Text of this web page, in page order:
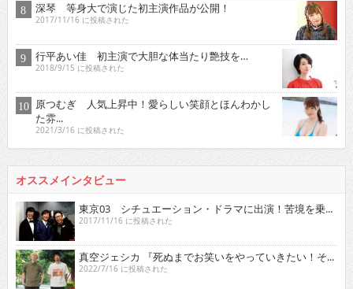
深琴 等身大で演じた初主演作品が公開！
2017/11/16 に投稿された
行平あい佳 初主演で大胆な体当たり艶技を…
2018/9/15 に投稿された
原つむぎ 人気上昇中！愛らしい笑顔とほんわかし
た雰...
2021/3/16 に投稿された
オススメインタビュー
東京03 シチュエーション・ドラマに出演！苦境を乗...
2017/11/16 に投稿された
真空ジェシカ 『死ぬまでお笑いをやっていきたい！そ...
2022/7/16 に投稿された